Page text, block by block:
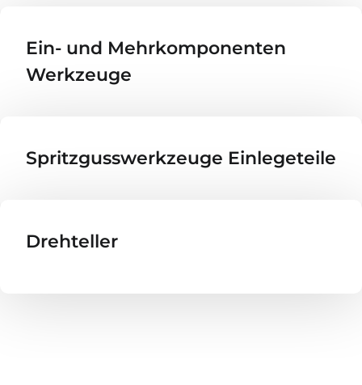
Ein- und Mehr­kom­po­nenten
Werkzeuge
Spritzgusswerkzeuge Einlegeteile
Drehteller